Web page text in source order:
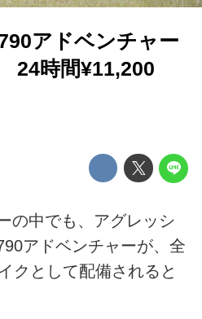
アドベンチャー
24時間¥11,200
の中でも、アグレッシ
アドベンチャーが、全
クとして配備されると